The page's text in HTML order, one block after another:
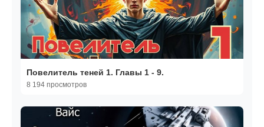
Повелитель теней 1. Главы 1 - 9.
8 194 просмотров